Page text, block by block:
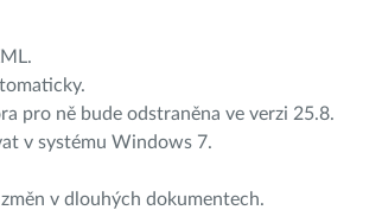
pro ně bude odstraněna ve verzi 25.8.
v systému Windows 7.
v dlouhých dokumentech.